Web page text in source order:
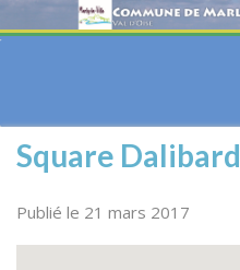
Square Dalibard
Publié le 21 mars 2017